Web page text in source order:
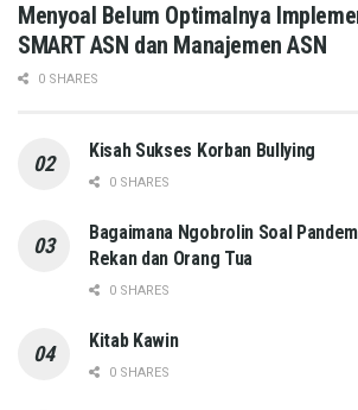
Menyoal Belum Optimalnya
SMART ASN dan Manajemen ASN
0 SHARES
Kisah Sukses Korban Bullying
0 SHARES
Bagaimana Ngobrolin Soal
Rekan dan Orang Tua
0 SHARES
Kitab Kawin
0 SHARES